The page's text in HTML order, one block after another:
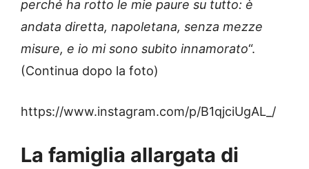
perché ha rotto le mie paure su tutto: è
andata diretta, napoletana, senza mezze
misure, e io mi sono subito innamorato“.
(Continua dopo la foto)
https://www.instagram.com/p/B1qjciUgAL_/
La famiglia allargata di